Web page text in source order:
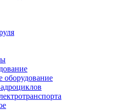
оборудование